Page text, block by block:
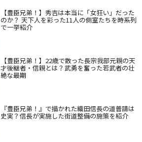
【豊臣兄弟！】秀吉は本当に「女狂い」だった
のか？ 天下人を彩った11人の側室たちを時系列
で一挙紹介
【豊臣兄弟！】22歳で散った長宗我部元親の天
才後継者・信親とは？武勇を奮った若武者の壮
絶な最期
『豊臣兄弟！』で描かれた織田信長の道普請は
史実？信長が実施した街道整備の施策を紹介